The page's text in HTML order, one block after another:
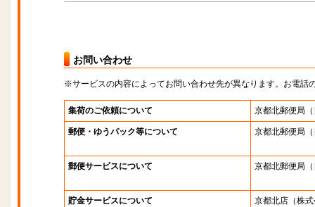
お問い合わせ
※サービスの内容によってお問い合わせ先が異なります。お電話
集荷のご依頼について 京都北郵便局
郵便・ゆうパック等について 京都北郵便局
郵便サービスについて 京都北郵便局
貯金サービスについて 京都北店 （株